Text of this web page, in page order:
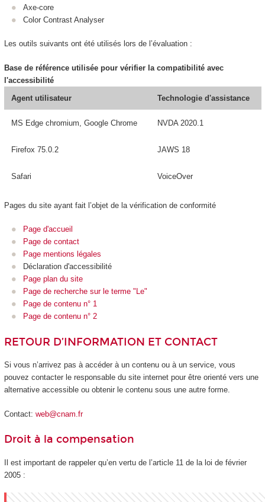
Axe-core
Color Contrast Analyser
Les outils suivants ont été utilisés lors de l’évaluation :
Base de référence utilisée pour vérifier la compatibilité avec
l'accessibilité
Agent utilisateur
Technologie d'assistance
MS Edge chromium, Google Chrome NVDA 2020.1
Firefox 75.0.2 JAWS 18
Safari VoiceOver
Pages du site ayant fait l’objet de la vérification de conformité
Page d'accueil
Page de contact
Page mentions légales
Déclaration d'accessibilité
Page plan du site
Page de recherche sur le terme "Le"
Page de contenu n° 1
Page de contenu n° 2
RETOUR D’INFORMATION ET CONTACT
Si vous n’arrivez pas à accéder à un contenu ou à un service, vous
pouvez contacter le responsable du site internet pour être orienté vers une
alternative accessible ou obtenir le contenu sous une autre forme.
Contact: web@cnam.fr
Droit à la compensation
Il est important de rappeler qu’en vertu de l’article 11 de la loi de février
2005 :